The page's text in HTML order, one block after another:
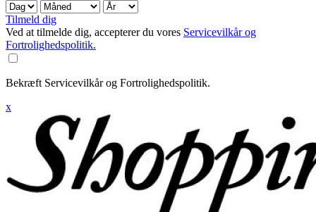
Tilmeld dig
Ved at tilmelde dig, accepterer du vores Servicevilkår og
Fortrolighedspolitik.
Bekræft Servicevilkår og Fortrolighedspolitik.
x